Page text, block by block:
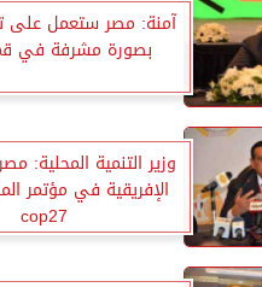
آمنة: مصر ستعمل على
بصورة مشرفة في
وزير التنمية المحلية:
الإفريقية في مؤتمر
cop27